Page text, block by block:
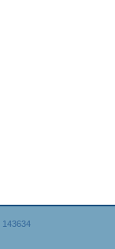
143634